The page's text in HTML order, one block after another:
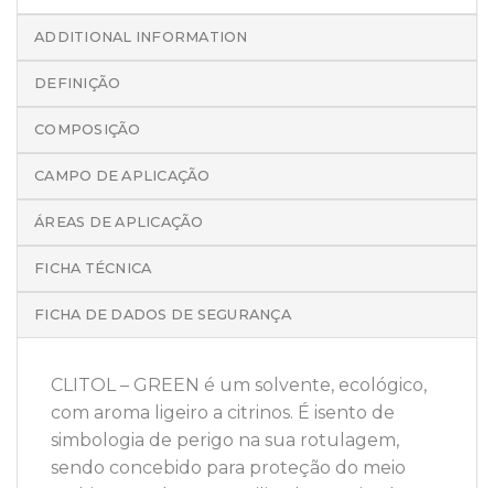
ADDITIONAL INFORMATION
DEFINIÇÃO
COMPOSIÇÃO
CAMPO DE APLICAÇÃO
ÁREAS DE APLICAÇÃO
FICHA TÉCNICA
FICHA DE DADOS DE SEGURANÇA
CLITOL – GREEN é um solvente, ecológico,
com aroma ligeiro a citrinos. É isento de
simbologia de perigo na sua rotulagem,
sendo concebido para proteção do meio